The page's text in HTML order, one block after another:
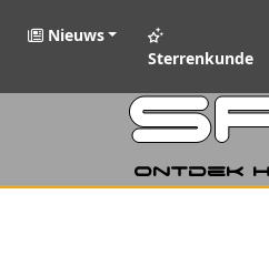
Nieuws
Sterrenkunde
Ontdek